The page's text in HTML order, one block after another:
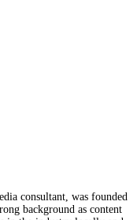
consultant, was founded
background as content